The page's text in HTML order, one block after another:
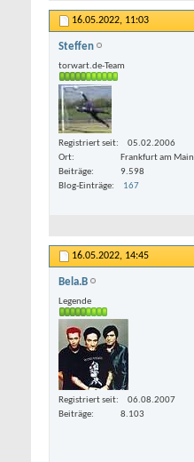
16.05.2022, 11:03
Steffen
torwart.de-Team
Registriert seit
05.02.2006
Ort
Frankfurt am Main
Beiträge
9.598
Blog-Einträge
167
16.05.2022, 14:45
Bela.B
Legende
Registriert seit
06.08.2007
Beiträge
8.103